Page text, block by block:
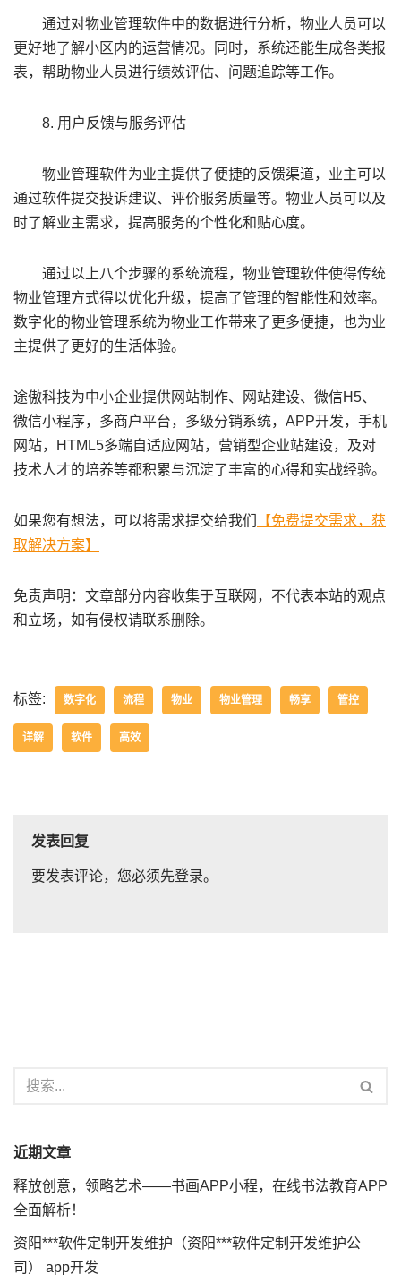
通过对物业管理软件中的数据进行分析，物业人员可以
更好地了解小区内的运营情况。同时，系统还能生成各类报
表，帮助物业人员进行绩效评估、问题追踪等工作。
8. 用户反馈与服务评估
物业管理软件为业主提供了便捷的反馈渠道，业主可以
通过软件提交投诉建议、评价服务质量等。物业人员可以及
时了解业主需求，提高服务的个性化和贴心度。
通过以上八个步骤的系统流程，物业管理软件使得传统
物业管理方式得以优化升级，提高了管理的智能性和效率。
数字化的物业管理系统为物业工作带来了更多便捷，也为业
主提供了更好的生活体验。
途傲科技为中小企业提供网站制作、网站建设、微信H5、
微信小程序，多商户平台，多级分销系统，APP开发，手机
网站，HTML5多端自适应网站，营销型企业站建设，及对
技术人才的培养等都积累与沉淀了丰富的心得和实战经验。
如果您有想法，可以将需求提交给我们
【免费提交需求，获
取解决方案】
免责声明：文章部分内容收集于互联网，不代表本站的观点
和立场，如有侵权请联系删除。
标签: 数字化 流程 物业 物业管理 畅享 管控
详解 软件 高效
发表回复
要发表评论，您必须先登录。
近期文章
释放创意，领略艺术——书画APP小程，在线书法教育APP
全面解析！
资阳***软件定制开发维护（资阳***软件定制开发维护公
司） app开发